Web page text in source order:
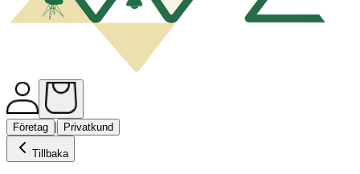
Företag | Privatkund
Tillbaka